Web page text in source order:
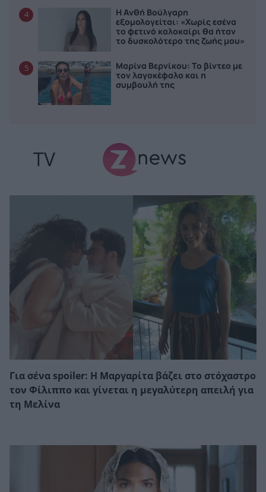
4
Η Ανθή Βούλγαρη
εξομολογείται: «Χωρίς εσένα
το φετινό καλοκαίρι θα ήταν
το δυσκολότερο της ζωής μου»
5
Μαρίνα Βερνίκου: Το βίντεο με
τον λαγοκέφαλο και η
συμβουλή της
TV
Για σένα spoiler: Η Μαργαρίτα βάζει στο στόχαστρο
τον Φίλιππο και γίνεται η μεγαλύτερη απειλή για
τη Μελίνα